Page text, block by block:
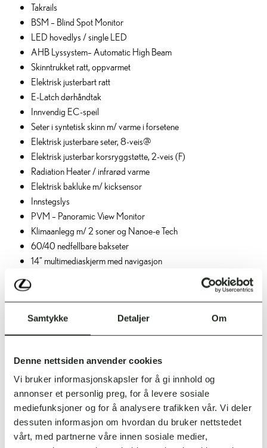
Samtykke Detaljer Om
Denne nettsiden anvender cookies
Vi bruker informasjonskapsler for å gi innhold og
annonser et personlig preg, for å levere sosiale
mediefunksjoner og for å analysere trafikken vår. Vi deler
dessuten informasjon om hvordan du bruker nettstedet
vårt, med partnerne våre innen sosiale medier,
Takrails
BSM – Blind Spot Monitor
LED hovedlys / single LED
AHB Lyssystem– Automatic High Beam
Skinntrukket ratt, oppvarmet
Elektrisk justerbart ratt
E-Latch dørhåndtak
Innvendig EC-speil
Seter i syntetisk skinn m/ varme i forsetene
Elektrisk justerbare seter, 8-veis@
Elektrisk justerbar korsryggstøtte, 2-veis (F)
Radiation Heater / infrarød varme
Elektrisk bakluke m/ kicksensor
Innstegslys
PVM – Panoramic View Monitor
Klimaanlegg m/ 2 soner og Nanoe-e Tech
60/40 nedfellbare bakseter
14” multimediaskjerm med navigasjon
Trådløs lader
Nøkkelfritt system
Regnsensor